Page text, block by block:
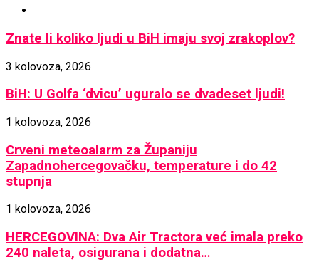
Znate li koliko ljudi u BiH imaju svoj zrakoplov?
3 kolovoza, 2026
BiH: U Golfa ‘dvicu’ uguralo se dvadeset ljudi!
1 kolovoza, 2026
Crveni meteoalarm za Županiju
Zapadnohercegovačku, temperature i do 42
stupnja
1 kolovoza, 2026
HERCEGOVINA: Dva Air Tractora već imala preko
240 naleta, osigurana i dodatna…